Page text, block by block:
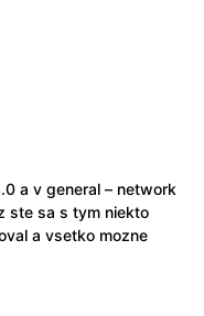
a v general – network
ste sa s tym niekto
a vsetko mozne